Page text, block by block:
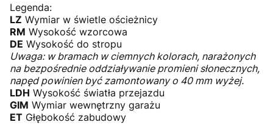
Legenda:
LZ Wymiar w świetle ościeżnicy
RM Wysokość wzorcowa
DE Wysokość do stropu
Uwaga: w bramach w ciemnych kolorach, narażonych
na bezpośrednie oddziaływanie promieni słonecznych,
napęd powinien być zamontowany o 40 mm wyżej.
LDH Wysokość światła przejazdu
GIM Wymiar wewnętrzny garażu
ET Głębokość zabudowy